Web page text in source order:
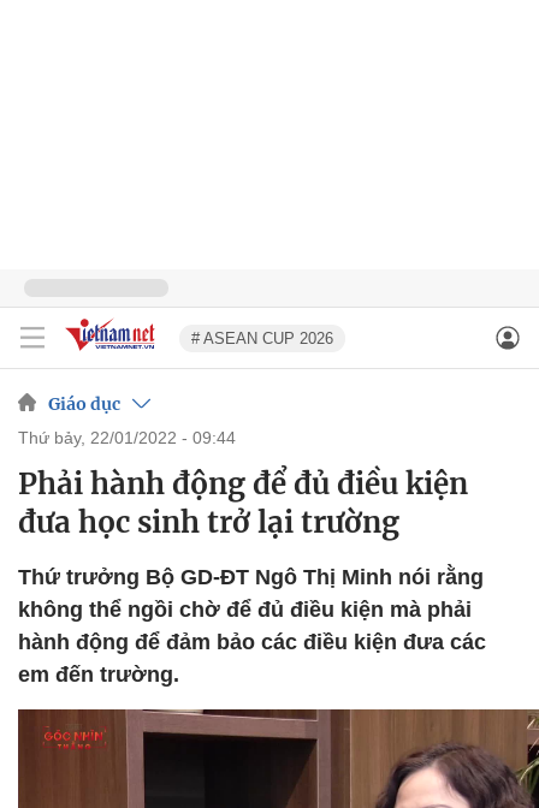
# ASEAN CUP 2026
Giáo dục
thứ bảy, 22/01/2022 - 09:44
Phải hành động để đủ điều kiện
đưa học sinh trở lại trường
Thứ trưởng Bộ GD-ĐT Ngô Thị Minh nói rằng
không thể ngồi chờ để đủ điều kiện mà phải
hành động để đảm bảo các điều kiện đưa các
em đến trường.